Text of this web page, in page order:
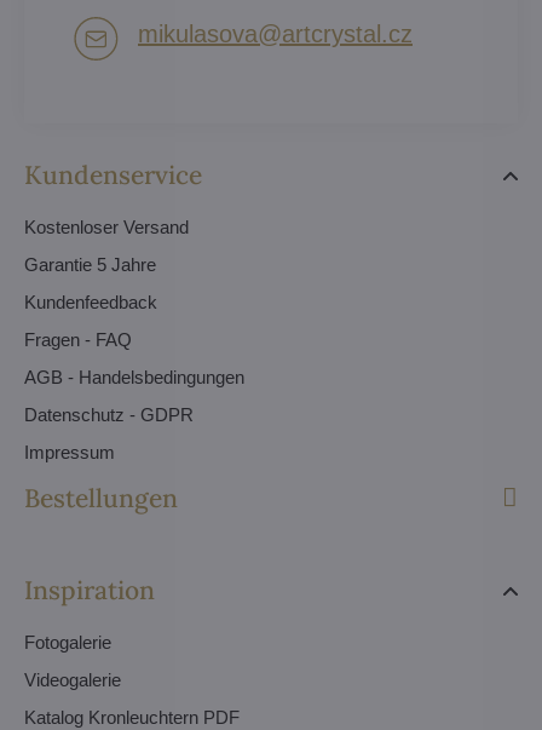
Kundenservice
Kostenloser Versand
Garantie 5 Jahre
Kundenfeedback
Fragen - FAQ
AGB - Handelsbedingungen
Datenschutz - GDPR
Impressum
Bestellungen
Inspiration
Fotogalerie
Videogalerie
Katalog Kronleuchtern PDF
mikulasova​@artcrystal​.cz